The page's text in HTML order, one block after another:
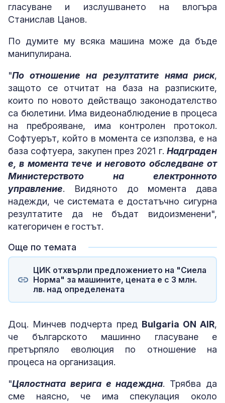
гласуване и изслушването на влогъра
Станислав Цанов.
По думите му всяка машина може да бъде
манипулирана.
"По отношение на резултатите няма риск,
защото се отчитат на база на разписките,
които по новото действащо законодателство
са бюлетини. Има видеонаблюдение в процеса
на преброяване, има контролен протокол.
Софтуерът, който в момента се използва, е на
база софтуера, закупен през 2021 г. Надграден
е, в момента тече и неговото обследване от
Министерството на електронното
управление. Видяното до момента дава
надежди, че системата е достатъчно сигурна
резултатите да не бъдат видоизменени",
категоричен е гостът.
Още по темата
ЦИК отхвърли предложението на "Сиела
Норма" за машините, цената е с 3 млн.
лв. над определената
Доц. Минчев подчерта пред Bulgaria ON AIR,
че българското машинно гласуване е
претърпяло еволюция по отношение на
процеса на организация.
"Цялостната верига е надеждна. Трябва да
сме наясно, че има спекулация около